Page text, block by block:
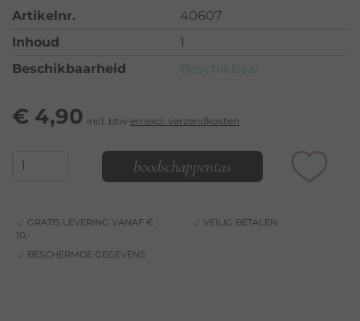
Artikelnr.
40607
Inhoud
1
Beschikbaarheid
Beschikbaar
€ 4,90 incl. btw en excl. verzendkosten
boodschappentas
GRATIS LEVERING VANAF €
10,-
VEILIG BETALEN
BESCHERMDE GEGEVENS